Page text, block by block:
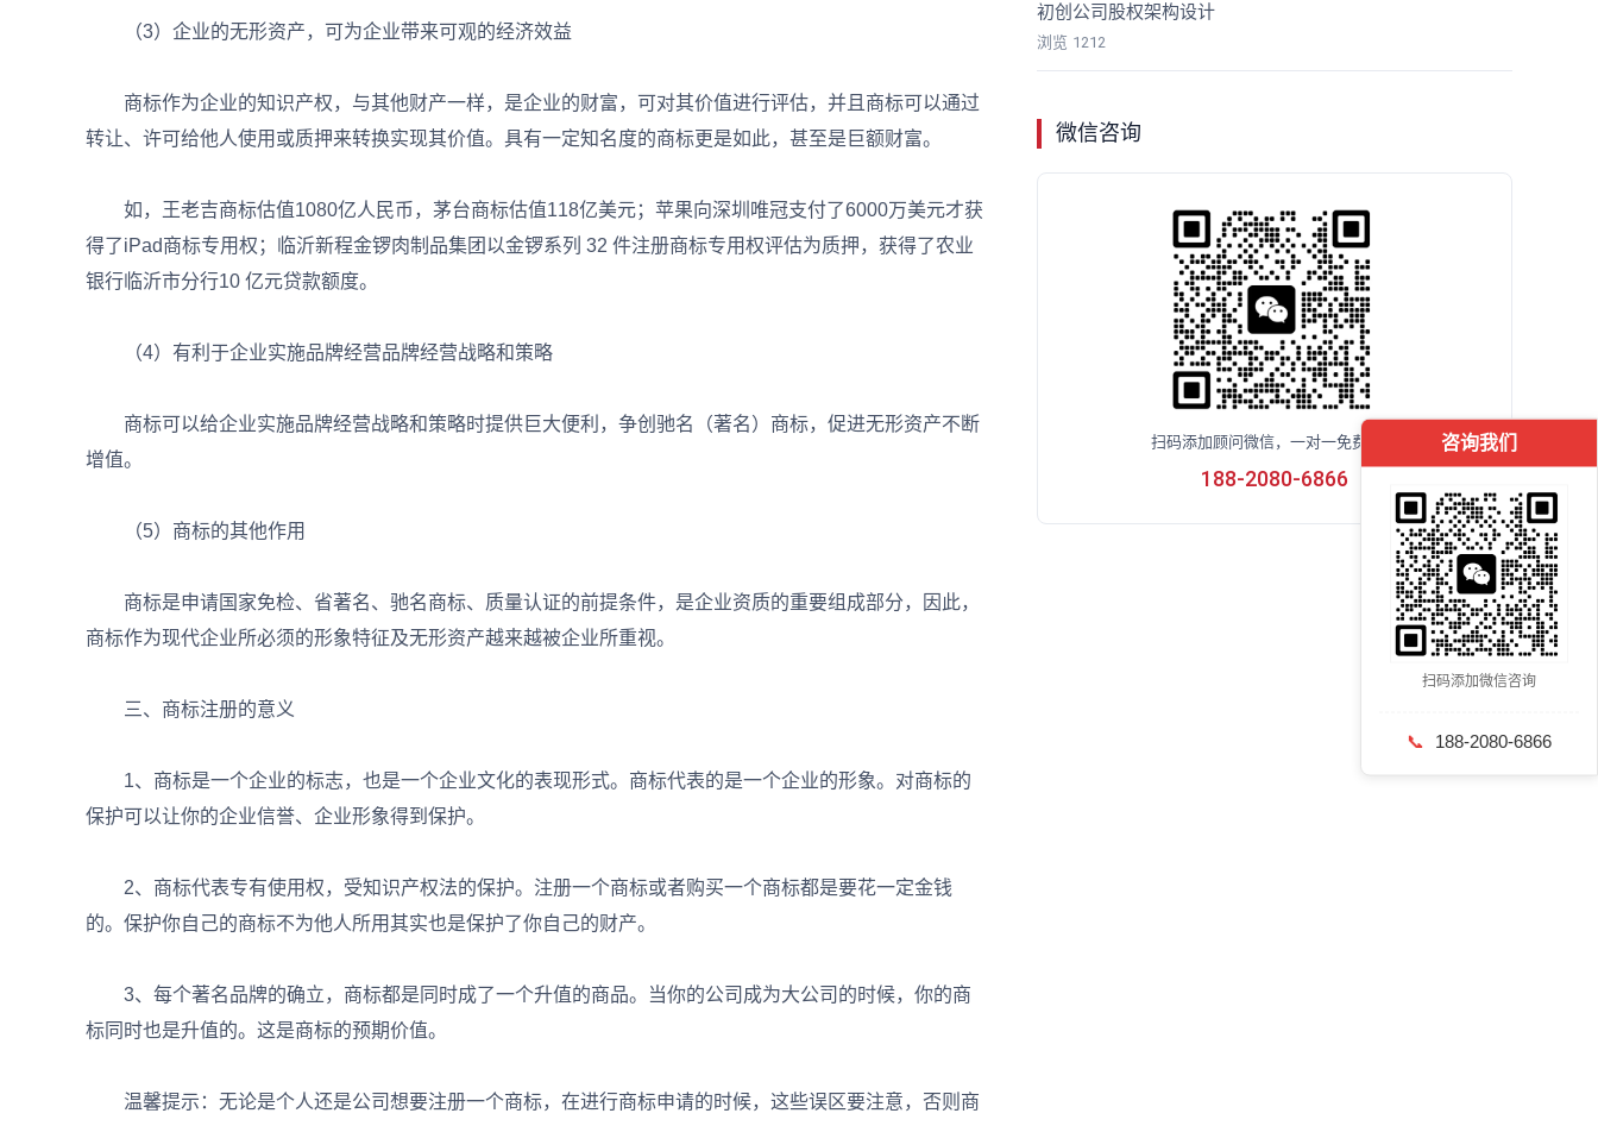
（3）企业的无形资产，可为企业带来可观的经济效益
商标作为企业的知识产权，与其他财产一样，是企业的财富，可对其价值进行评估，并且商标可以通过
转让、许可给他人使用或质押来转换实现其价值。具有一定知名度的商标更是如此，甚至是巨额财富。
如，王老吉商标估值1080亿人民币，茅台商标估值118亿美元；苹果向深圳唯冠支付了6000万美元才获
得了iPad商标专用权；临沂新程金锣肉制品集团以金锣系列 32 件注册商标专用权评估为质押，获得了农业
银行临沂市分行10 亿元贷款额度。
（4）有利于企业实施品牌经营品牌经营战略和策略
商标可以给企业实施品牌经营战略和策略时提供巨大便利，争创驰名（著名）商标，促进无形资产不断
增值。
（5）商标的其他作用
商标是申请国家免检、省著名、驰名商标、质量认证的前提条件，是企业资质的重要组成部分，因此，
商标作为现代企业所必须的形象特征及无形资产越来越被企业所重视。
三、商标注册的意义
1、商标是一个企业的标志，也是一个企业文化的表现形式。商标代表的是一个企业的形象。对商标的
保护可以让你的企业信誉、企业形象得到保护。
2、商标代表专有使用权，受知识产权法的保护。注册一个商标或者购买一个商标都是要花一定金钱
的。保护你自己的商标不为他人所用其实也是保护了你自己的财产。
3、每个著名品牌的确立，商标都是同时成了一个升值的商品。当你的公司成为大公司的时候，你的商
标同时也是升值的。这是商标的预期价值。
温馨提示：无论是个人还是公司想要注册一个商标，在进行商标申请的时候，这些误区要注意，否则商
初创公司股权架构设计
浏览 1212
微信咨询
扫码添加顾问微信，一对一免费咨询
188-2080-6866
咨询我们
扫码添加微信咨询
📞 188-2080-6866